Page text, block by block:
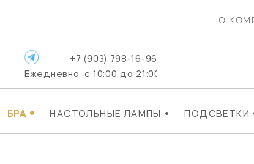
О
БРА • НАСТОЛЬНЫЕ ЛАМПЫ • ПОДСВЕТКИ
+7 (903) 798-16-96
Ежедневно, с 10:00 до 21:00